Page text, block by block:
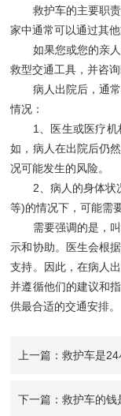
救护车的主要职责
家中通常可以通过其他
如果您或您的亲人
救型交通工具，并咨
病人出院后，通常
情况：
1、医生或医疗机
如，病人在出院后仍
况可能发生的风险。
2、病人的身体状况
等)的情况下，可能需
需要强调的是，叫
示和协助。医生会根
支持。因此，在病人
并遵循他们的建议和
供最合适的交通安排。
上一篇：救护车是
下一篇：救护车的钱